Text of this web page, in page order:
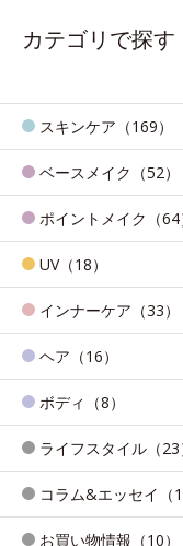
カテゴリで探す
スキンケア（169）
ベースメイク（52）
ポイントメイク（64
UV（18）
インナーケア（33）
ヘア（16）
ボディ（8）
ライフスタイル（23
コラム&エッセイ（
お買い物情報（10）